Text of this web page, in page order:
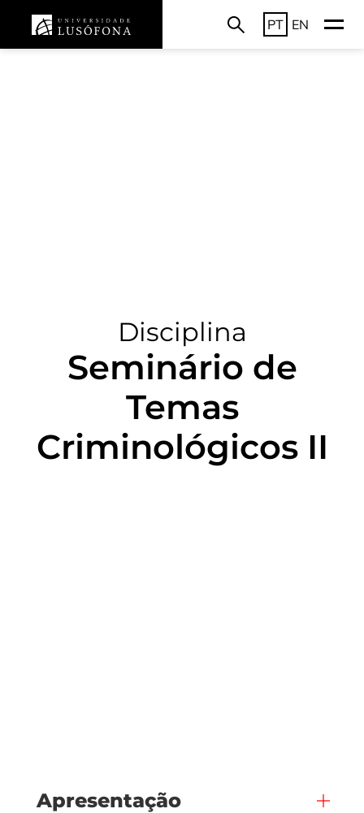
PT EN
Disciplina
Seminário de
Temas
Criminológicos II
Apresentação